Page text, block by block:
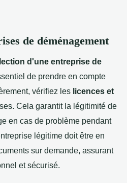
de déménagement
d'une entreprise de
de prendre en compte
vérifiez les licences et
Cela garantit la légitimité de
en cas de problème pendant
légitime doit être en
sur demande, assurant
et sécurisé.